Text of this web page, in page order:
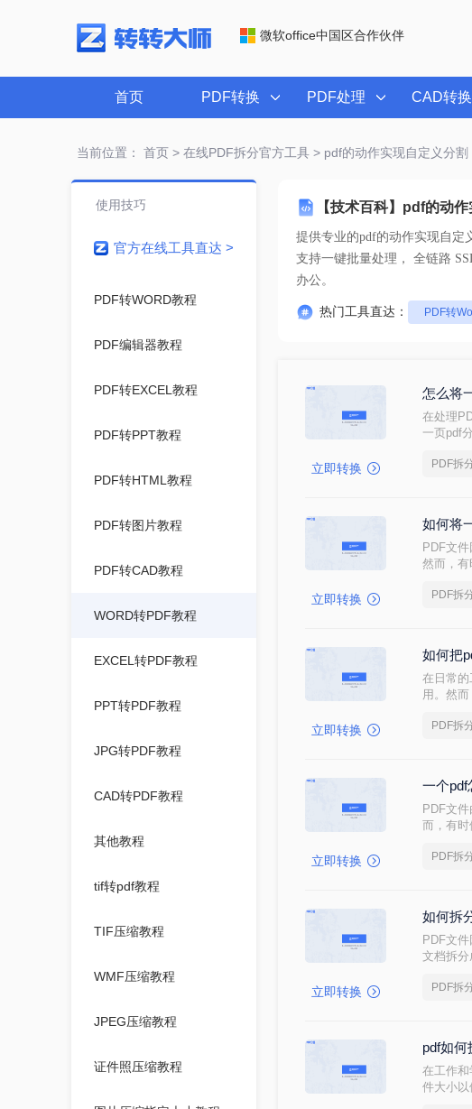
微软office中国区合作伙伴
首页 PDF转换 PDF处理 CAD转换
当前位置： 首页> 在线PDF拆分官方工具> pdf的动作实现自定义分割
【技术百科】pdf的动
提供专业的pdf的动作实现自定
支持一键批量
办公。
热门工具直达： PDF转
使用技巧
官方在线工具直达 >
PDF转WORD教程
PDF编辑器教程
PDF转EXCEL教程
PDF转PPT教程
PDF转HTML教程
PDF转图片教程
PDF转CAD教程
WORD转PDF教程
EXCEL转PDF教程
PPT转PDF教程
JPG转PDF教程
CAD转PDF教程
其他教程
tif转pdf教程
TIF压缩教程
WMF压缩教程
JPEG压缩教程
证件照压缩教程
立即转换
怎么将
在处理
一页pdf
PDF拆
立即转换
如何将
PDF文
然而，
PDF拆
立即转换
如何把
在日常
用。然
方法都
PDF拆
立即转换
一个pdf
PDF文
而，有
分PDF
PDF拆
立即转换
如何拆
PDF文
文档拆
PDF拆
pdf如何
在工作
件大小